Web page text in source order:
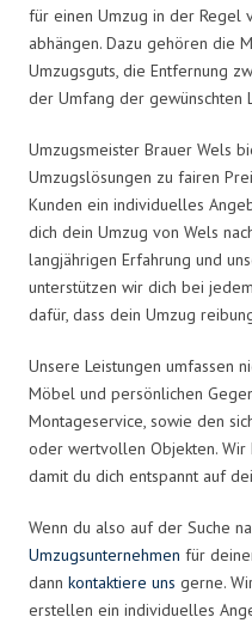
für einen Umzug in der Regel
abhängen. Dazu gehören die
Umzugsguts, die Entfernung
der Umfang der gewünschten
Umzugsmeister Brauer Wels
Umzugslösungen zu fairen
Kunden ein individuelles
dich dein Umzug von Wels
langjährigen Erfahrung und
unterstützen wir dich bei
dafür, dass dein Umzug
Unsere Leistungen umfassen
Möbel und persönlichen
Montageservice, sowie den
oder wertvollen Objekten. Wir
damit du dich entspannt auf
Wenn du also auf der Suche
Umzugsunternehmen für
dann kontaktiere uns gerne.
erstellen ein individuelles